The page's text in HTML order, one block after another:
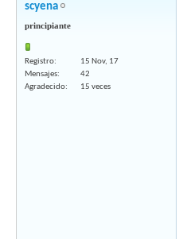
scyena
principiante
Registro
15 Nov, 17
Mensajes
42
Agradecido
15 veces